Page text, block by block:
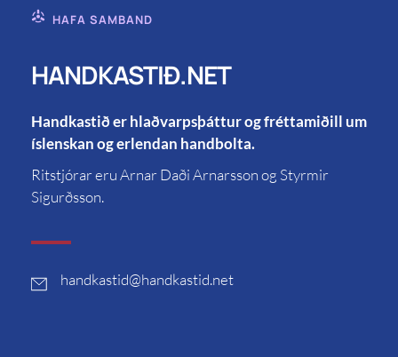
HAFA SAMBAND
HANDKASTIÐ.NET
Handkastið er hlaðvarpsþáttur og fréttamiðill um
íslenskan og erlendan handbolta.
Ritstjórar eru Arnar Daði Arnarsson og Styrmir
Sigurðsson.
handkastid@handkastid.net